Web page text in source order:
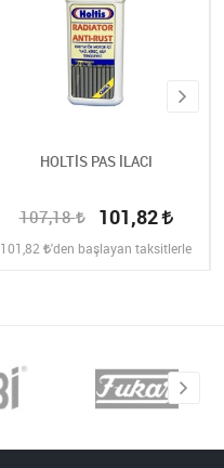
HOLTİS PAS İLACI
107,18 101,82
101,82 'den başlayan taksitlerle